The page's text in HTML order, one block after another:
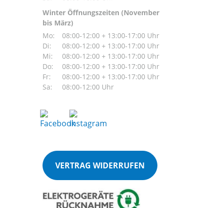
Winter Öffnungszeiten (November
bis März)
Mo:
08:00-12:00 + 13:00-17:00 Uhr
Di:
08:00-12:00 + 13:00-17:00 Uhr
Mi:
08:00-12:00 + 13:00-17:00 Uhr
Do:
08:00-12:00 + 13:00-17:00 Uhr
Fr:
08:00-12:00 + 13:00-17:00 Uhr
Sa:
08:00-12:00 Uhr
VERTRAG WIDERRUFEN